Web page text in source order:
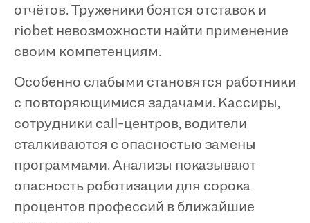
отчётов. Труженики боятся отставок и
riobet невозможности найти применение
своим компетенциям.
Особенно слабыми становятся работники
с повторяющимися задачами. Кассиры,
сотрудники call-центров, водители
сталкиваются с опасностью замены
программами. Анализы показывают
опасность роботизации для сорока
процентов профессий в ближайшие